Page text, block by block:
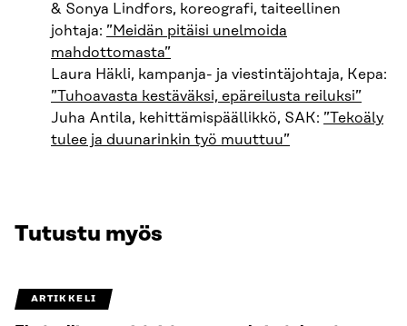
& Sonya Lindfors, koreografi, taiteellinen
johtaja: ”Meidän pitäisi unelmoida
mahdottomasta”
Laura Häkli, kampanja- ja viestintäjohtaja, Kepa:
”Tuhoavasta kestäväksi, epäreilusta reiluksi”
Juha Antila, kehittämispäällikkö, SAK: ”Tekoäly
tulee ja duunarinkin työ muuttuu”
Tutustu myös
ARTIKKELI